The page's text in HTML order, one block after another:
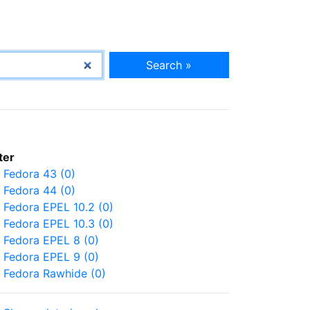
Search »
Fedora 43 (0)
Fedora 44 (0)
Fedora EPEL 10.2 (0)
Fedora EPEL 10.3 (0)
Fedora EPEL 8 (0)
Fedora EPEL 9 (0)
Fedora Rawhide (0)